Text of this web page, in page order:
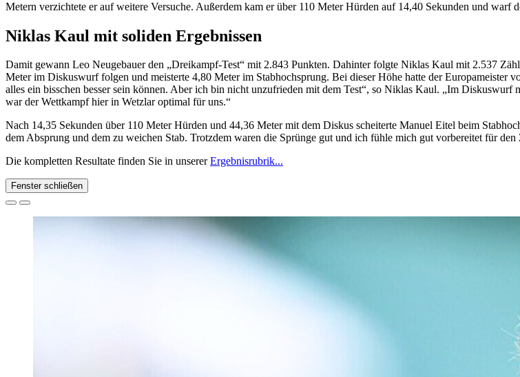
Metern verzichtete er auf weitere Versuche. Außerdem kam er über 110 Meter Hürden auf 14,40 Sekunden und warf
Niklas Kaul mit soliden Ergebnissen
Damit gewann Leo Neugebauer den „Dreikampf-Test“ mit 2.843 Punkten. Dahinter folgte Niklas Kaul mit 2.537
Meter im Diskuswurf folgen und meisterte 4,80 Meter im Stabhochsprung. Bei dieser Höhe hatte der Europameister
alles ein bisschen besser sein können. Aber ich bin nicht unzufrieden mit dem Test“, so Niklas Kaul. „Im
war der Wettkampf hier in Wetzlar optimal für uns.“
Nach 14,35 Sekunden über 110 Meter Hürden und 44,36 Meter mit dem Diskus scheiterte Manuel Eitel beim
dem Absprung und dem zu weichen Stab. Trotzdem waren die Sprünge gut und ich fühle mich gut vorbereitet für
Die kompletten Resultate finden Sie in unsererErgebnisrubrik...
Fenster schließen